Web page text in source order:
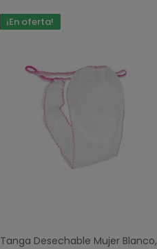
¡En oferta!
Tanga Desechable Mujer Blanco,